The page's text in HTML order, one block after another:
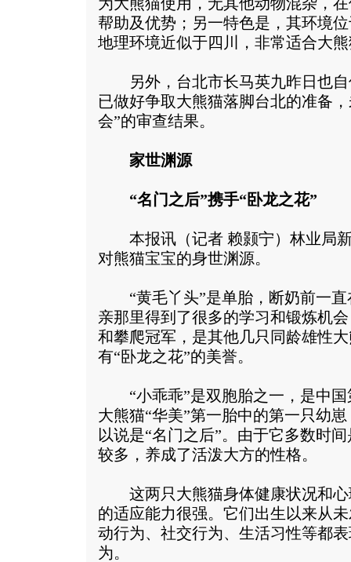
为大熊猫使用，无其他动物混杂，
帮助及优势；另一特色是，其环境
地理环境近似于四川，非常适合大
另外，台北市长马英九昨日也自
已做好争取大熊猫落脚台北的准备
会”的审查结果。
家世渊源
“名门之后”携手“卧龙之花”
本报讯（记者 赖颢宁）林业局新
对熊猫宝宝的身世渊源。
“黄毛丫头”是单胎，断奶前一直
亲那里得到了很多的学习和锻炼机
和攀爬冠军，是其他几只同龄雄性
有“卧龙之花”的美誉。
“小乖乖”是双胞胎之一，是中国
大熊猫“华美”第一胎中的第一只幼
以说是“名门之后”。由于它多数时
较多，养成了活泼大方的性格。
这两只大熊猫身体健康状况和心
的适应能力很强。它们出生以来从
动行为、社交行为、生活习性等都
为。